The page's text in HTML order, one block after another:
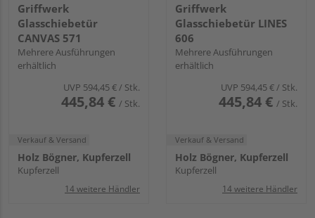
Griffwerk
Glasschiebetür
CANVAS 571
Mehrere Ausführungen
erhältlich
UVP 594,45 €/ Stk.
445,84 € / Stk.
Verkauf & Versand
Holz Bögner, Kupferzell
Kupferzell
14 weitere Händler
Griffwerk
Glasschiebetür LINES
606
Mehrere Ausführungen
erhältlich
UVP 594,45 €/ Stk.
445,84 € / Stk.
Verkauf & Versand
Holz Bögner, Kupferzell
Kupferzell
14 weitere Händler